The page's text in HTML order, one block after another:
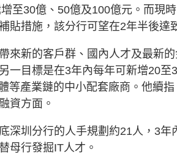
至30億、50億及100億元。而現
貼措施，該分行可望在2年半後達
來新的客戶群、國內人才及最新
一目標是在3年內每年可新增20
等產業鏈的中小配套廠商。他續
資方面。
深圳分行的人手規劃約21人，3
母行發掘IT人才。